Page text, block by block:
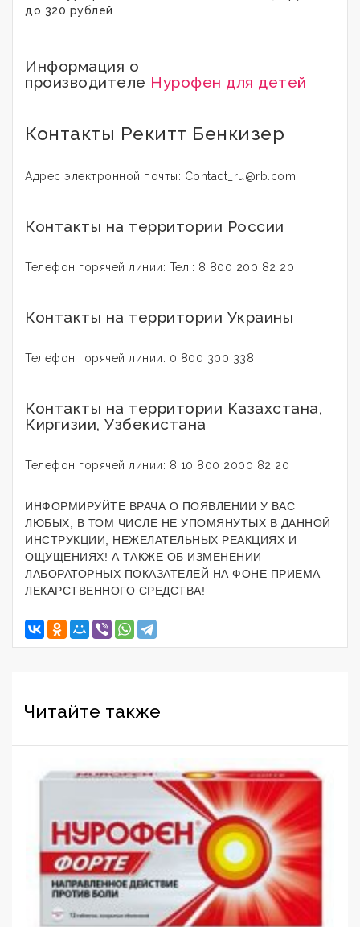
до 320 рублей
Информация о
производителе Нурофен для детей
Контакты Рекитт Бенкизер
Адрес электронной почты: Contact_ru@rb.com
Контакты на территории России
Телефон горячей линии: Тел.: 8 800 200 82 20
Контакты на территории Украины
Телефон горячей линии: 0 800 300 338
Контакты на территории Казахстана,
Киргизии, Узбекистана
Телефон горячей линии: 8 10 800 2000 82 20
ИНФОРМИРУЙТЕ ВРАЧА О ПОЯВЛЕНИИ У ВАС
ЛЮБЫХ, В ТОМ ЧИСЛЕ НЕ УПОМЯНУТЫХ В ДАННОЙ
ИНСТРУКЦИИ, НЕЖЕЛАТЕЛЬНЫХ РЕАКЦИЯХ И
ОЩУЩЕНИЯХ! А ТАКЖЕ ОБ ИЗМЕНЕНИИ
ЛАБОРАТОРНЫХ ПОКАЗАТЕЛЕЙ НА ФОНЕ ПРИЕМА
ЛЕКАРСТВЕННОГО СРЕДСТВА!
Читайте также